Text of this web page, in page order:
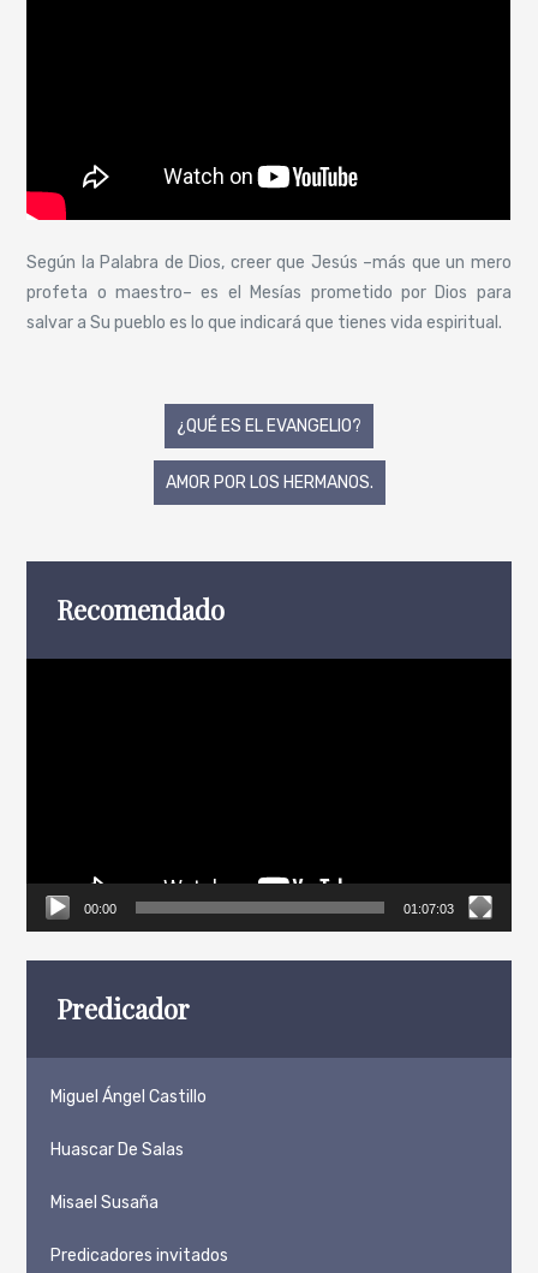
Según la Palabra de Dios, creer que Jesús –más que un mero
profeta o maestro– es el Mesías prometido por Dios para
salvar a Su pueblo es lo que indicará que tienes vida espiritual.
Navegación¿QUÉ ES EL EVANGELIO?
AMOR POR LOS HERMANOS.
Recomendado
00:00 01:07:03
Predicador
Miguel Ángel Castillo
Huascar De Salas
Misael Susaña
Predicadores invitados